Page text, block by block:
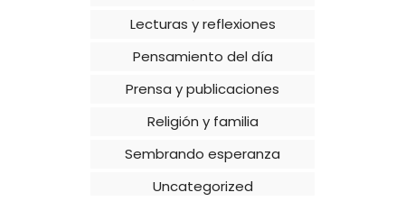
Lecturas y reflexiones
Pensamiento del día
Prensa y publicaciones
Religión y familia
Sembrando esperanza
Uncategorized